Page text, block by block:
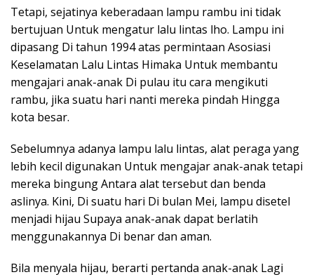
Tetapi, sejatinya keberadaan lampu rambu ini tidak
bertujuan Untuk mengatur lalu lintas lho. Lampu ini
dipasang Di tahun 1994 atas permintaan Asosiasi
Keselamatan Lalu Lintas Himaka Untuk membantu
mengajari anak-anak Di pulau itu cara mengikuti
rambu, jika suatu hari nanti mereka pindah Hingga
kota besar.
Sebelumnya adanya lampu lalu lintas, alat peraga yang
lebih kecil digunakan Untuk mengajar anak-anak tetapi
mereka bingung Antara alat tersebut dan benda
aslinya. Kini, Di suatu hari Di bulan Mei, lampu disetel
menjadi hijau Supaya anak-anak dapat berlatih
menggunakannya Di benar dan aman.
Bila menyala hijau, berarti pertanda anak-anak Lagi